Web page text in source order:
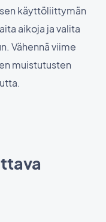
käyttöliittymän
aikoja ja valita
Vähennä viime
muistutusten